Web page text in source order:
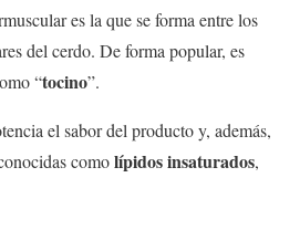
es la que se forma entre los
del cerdo. De forma popular, es
“tocino”.
el sabor del producto y, además,
comolípidos insaturados,